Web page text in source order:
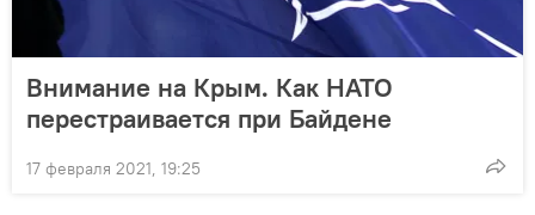
Внимание на Крым. Как НАТО
перестраивается при Байдене
17 февраля 2021, 19:25